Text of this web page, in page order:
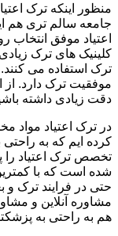
منظور اینکه ترک
جامعه سالم تری هم
اعتیاد موفق
کلینیک های ترک
ترک استفاده می
موفقیت ترک دارد. از
دقت زیادی داشته
در ترک اعتیاد مواد
کرده ایم که به راحتی
تخصص ترک اعتیاد را
شده است که با
حتی در فرایند ترک و
مشاوره آنلاین و
هم به راحتی به